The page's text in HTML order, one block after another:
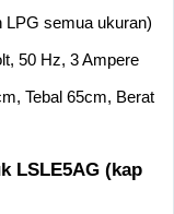
LPG semua ukuran)
50 Hz, 3 Ampere
Tebal 65cm, Berat
LSLE5AG (kap